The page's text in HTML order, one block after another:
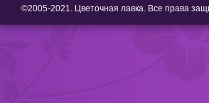
©2005-2021. Цветочная лавка. Все права